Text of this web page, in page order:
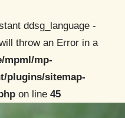
ddsg_language -
throw an Error in a
mpml/mp-
plugins/sitemap-
on line 45